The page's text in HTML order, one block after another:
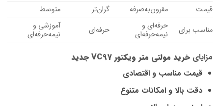
قیمت
مقرون‌به‌صرفه گران‌تر
متوسط
مناسب برای
حرفه‌ای و
نیمه‌حرفه‌ای حرفه‌ای آموزشی و
نیمه‌حرفه‌ای
مزایای خرید مولتی‌ متر ویکتور VC97 جدید
قیمت مناسب و اقتصادی
دقت بالا و امکانات متنوع